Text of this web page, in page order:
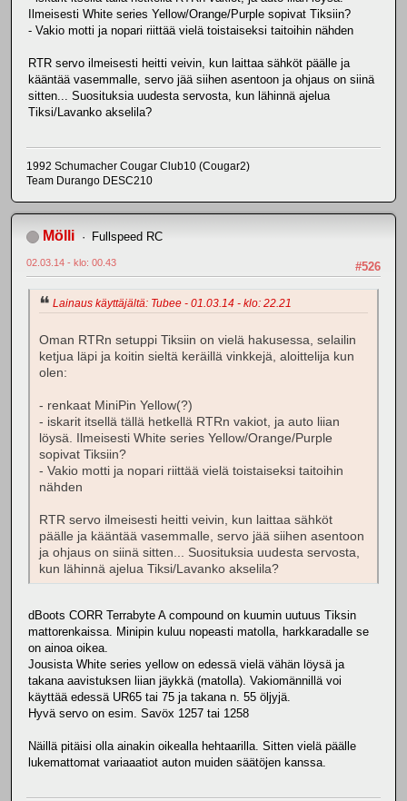
Ilmeisesti White series Yellow/Orange/Purple sopivat Tiksiin?
- Vakio motti ja nopari riittää vielä toistaiseksi taitoihin nähden
RTR servo ilmeisesti heitti veivin, kun laittaa sähköt päälle ja
kääntää vasemmalle, servo jää siihen asentoon ja ohjaus on siinä
sitten... Suosituksia uudesta servosta, kun lähinnä ajelua
Tiksi/Lavanko akselila?
1992 Schumacher Cougar Club10 (Cougar2)
Team Durango DESC210
Mölli Fullspeed RC
#526
02.03.14 - klo: 00.43
Lainaus käyttäjältä: Tubee - 01.03.14 - klo: 22.21
Oman RTRn setuppi Tiksiin on vielä hakusessa, selailin
ketjua läpi ja koitin sieltä keräillä vinkkejä, aloittelija kun
olen:
- renkaat MiniPin Yellow(?)
- iskarit itsellä tällä hetkellä RTRn vakiot, ja auto liian
löysä. Ilmeisesti White series Yellow/Orange/Purple
sopivat Tiksiin?
- Vakio motti ja nopari riittää vielä toistaiseksi taitoihin
nähden
RTR servo ilmeisesti heitti veivin, kun laittaa sähköt
päälle ja kääntää vasemmalle, servo jää siihen asentoon
ja ohjaus on siinä sitten... Suosituksia uudesta servosta,
kun lähinnä ajelua Tiksi/Lavanko akselila?
dBoots CORR Terrabyte A compound on kuumin uutuus Tiksin
mattorenkaissa. Minipin kuluu nopeasti matolla, harkkaradalle se
on ainoa oikea.
Jousista White series yellow on edessä vielä vähän löysä ja
takana aavistuksen liian jäykkä (matolla). Vakiomännillä voi
käyttää edessä UR65 tai 75 ja takana n. 55 öljyjä.
Hyvä servo on esim. Savöx 1257 tai 1258
Näillä pitäisi olla ainakin oikealla hehtaarilla. Sitten vielä päälle
lukemattomat variaaatiot auton muiden säätöjen kanssa.